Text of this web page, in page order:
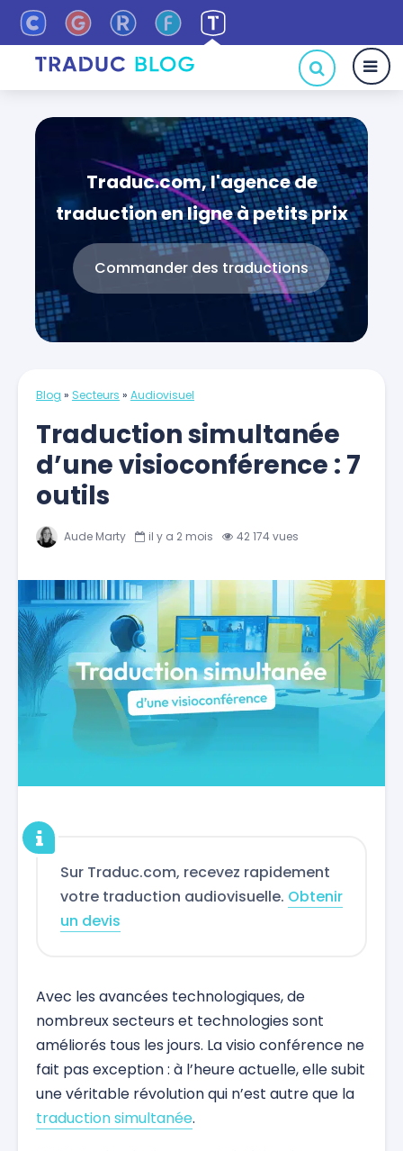
Traduc.com, l'agence de
traduction en ligne à petits prix
Commander des traductions
Blog » Secteurs » Audiovisuel
Traduction simultanée
d’une visioconférence : 7
outils
Aude Marty il y a 2 mois 42 174 vues
Sur Traduc.com, recevez rapidement
votre traduction audiovisuelle. Obtenir
un devis
Avec les avancées technologiques, de
nombreux secteurs et technologies sont
améliorés tous les jours. La visio conférence ne
fait pas exception : à l’heure actuelle, elle subit
une véritable révolution qui n’est autre que la
traduction simultanée.